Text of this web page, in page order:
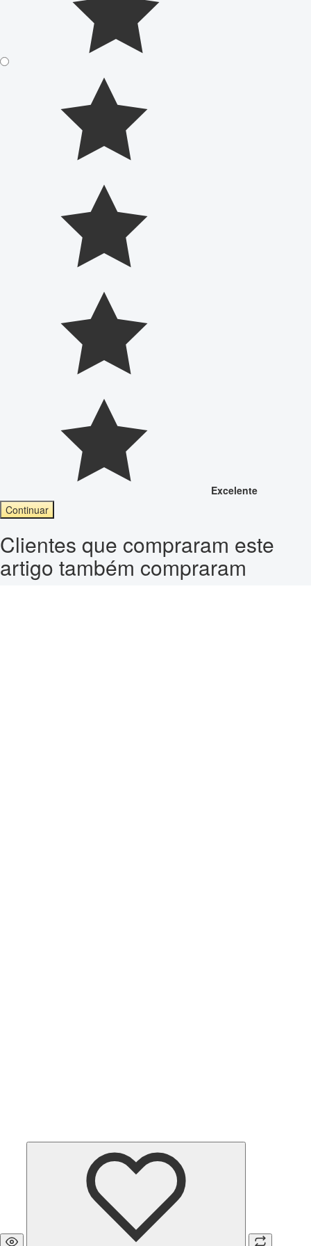
Excelente
Continuar
Clientes que compraram este
artigo também compraram